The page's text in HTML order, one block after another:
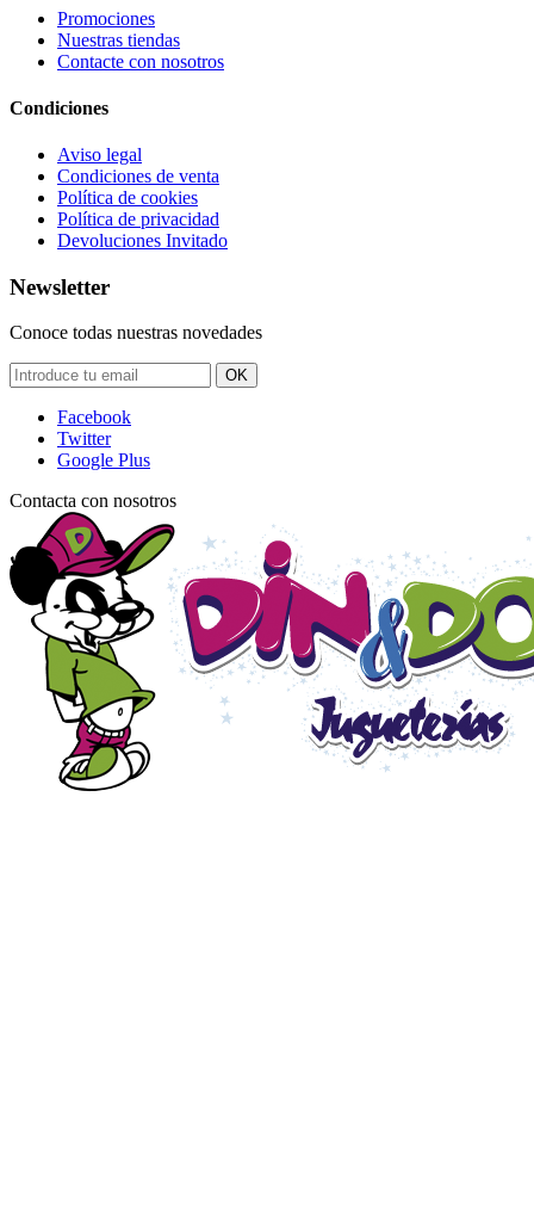
Promociones
Nuestras tiendas
Contacte con nosotros
Condiciones
Aviso legal
Condiciones de venta
Política de cookies
Política de privacidad
Devoluciones Invitado
Newsletter
Conoce todas nuestras novedades
OK
Facebook
Twitter
Google Plus
Contacta con nosotros